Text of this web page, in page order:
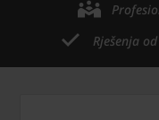
Rješenja